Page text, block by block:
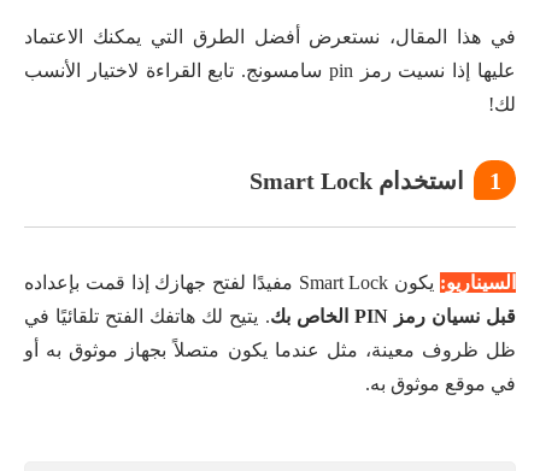
في هذا المقال، نستعرض أفضل الطرق التي يمكنك الاعتماد
عليها إذا نسيت رمز pin سامسونج. تابع القراءة لاختيار الأنسب
لك!
1 استخدام Smart Lock
السيناريو: يكون Smart Lock مفيدًا لفتح جهازك إذا قمت بإعداده
قبل نسيان رمز PIN الخاص بك
. يتيح لك هاتفك الفتح تلقائيًا في
ظل ظروف معينة، مثل عندما يكون متصلاً بجهاز موثوق به أو
في موقع موثوق به.